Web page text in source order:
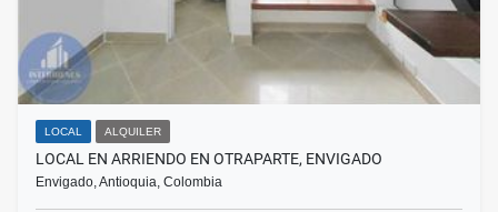
LOCAL ALQUILER
LOCAL EN ARRIENDO EN OTRAPARTE, ENVIGADO
Envigado, Antioquia, Colombia